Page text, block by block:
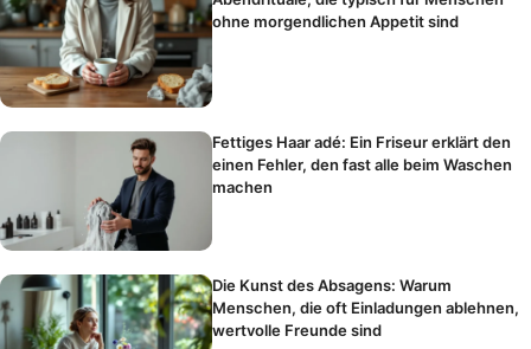
ohne morgendlichen Appetit sind
Fettiges Haar adé: Ein Friseur erklärt den
einen Fehler, den fast alle beim Waschen
machen
Die Kunst des Absagens: Warum
Menschen, die oft Einladungen ablehnen,
wertvolle Freunde sind